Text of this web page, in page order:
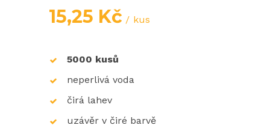
15,25 Kč kus
5000 kusů
neperlivá voda
čirá lahev
uzávěr v čiré barvě